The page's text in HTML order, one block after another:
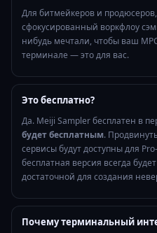
Для битмейкеров и
сфокусированный воркфлоу
нибудь мечтали, чтобы ваш
терминале — это для вас.
Это бесплатно?
Да. Meiji Sampler бесплатен в
будет бесплатным.
сервисы будут доступны для
бесплатная версия всегда
достаточной для создания
Почему терминальный